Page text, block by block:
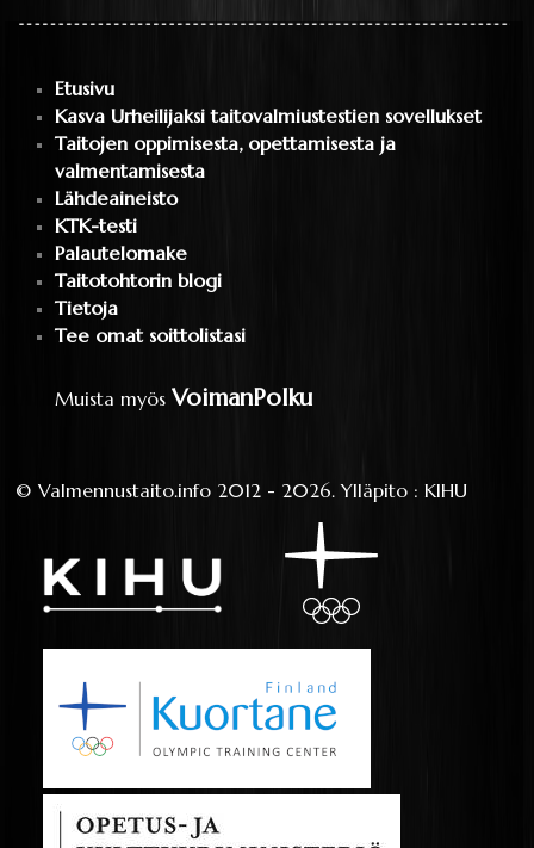
Etusivu
Kasva Urheilijaksi taitovalmiustestien sovellukset
Taitojen oppimisesta, opettamisesta ja
valmentamisesta
Lähdeaineisto
KTK-testi
Palautelomake
Taitotohtorin blogi
Tietoja
Tee omat soittolistasi
Muista myös VoimanPolku
© Valmennustaito.info2012 - 2026.Ylläpito: KIHU